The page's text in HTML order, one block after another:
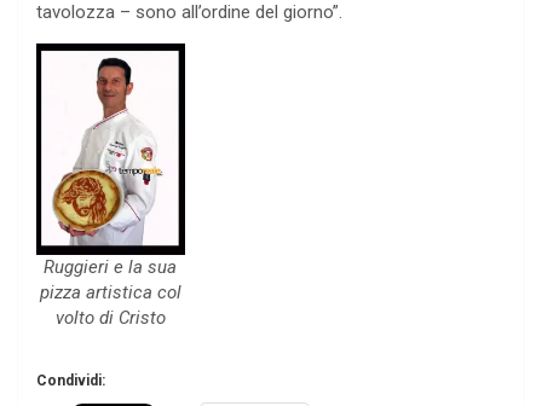
tavolozza – sono all’ordine del giorno”.
Ruggieri e la sua
pizza artistica col
volto di Cristo
Condividi: